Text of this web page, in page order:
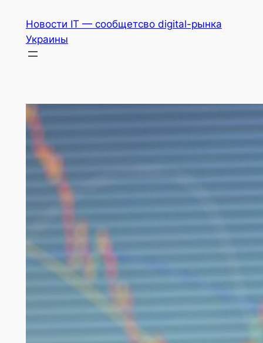
содержимому
Новости IT — сообщетсво digital-рынка
Украины